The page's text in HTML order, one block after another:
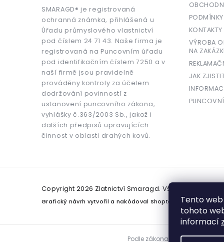
Tento
tohoto
informací
SMARAGD® je registrovaná
ochranná známka, přihlášená u
Úřadu průmyslového vlastnictví
pod číslem 24 71 43. Naše firma je
registrovaná na Puncovním úřadu
pod identifikačním číslem 7250 a v
naší firmě jsou pravidelně
prováděny kontroly za účelem
dodržování povinností z
ustanovení puncovního zákona,
vyhlášky č.363/2003 Sb., jakož i
dalších předpisů upravujících
činnost v oblasti drahých kovů.
KONTAKTY
VÝROBA
NA
JAK
Copyright 2026 Zlatnictví Smaragd. Všechna práva
Grafický návrh vytvořil a nakódoval Shoptetak.cz
Podle zákona o evidenci tržeb